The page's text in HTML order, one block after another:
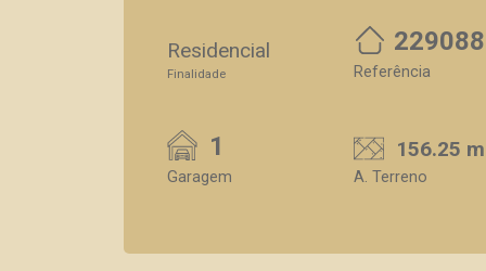
Residencial
Finalidade
229088
Referência
1
Garagem
156.25
A. Terreno